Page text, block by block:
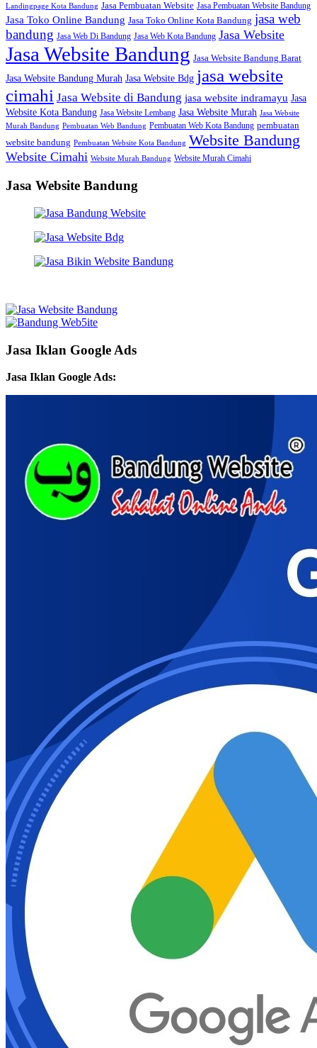
Landingpage Kota Bandung Jasa Pembuatan Website Jasa Pembuatan Website Bandung
Jasa Toko Online Bandung Jasa Toko Online Kota Bandung jasa web
bandung Jasa Web Di Bandung Jasa Web Kota Bandung Jasa Website
Jasa Website Bandung Jasa Website Bandung Barat
Jasa Website Bandung Murah Jasa Website Bdg jasa website
cimahi Jasa Website di Bandung jasa website indramayu Jasa
Website Kota Bandung Jasa Website Lembang Jasa Website Murah Jasa Website
Murah Bandung Pembuatan Web Bandung Pembuatan Web Kota Bandung pembuatan
website bandung Pembuatan Website Kota Bandung Website Bandung
Website Cimahi Website Murah Bandung Website Murah Cimahi
Jasa Website Bandung
Jasa Iklan Google Ads
Jasa Iklan Google Ads: